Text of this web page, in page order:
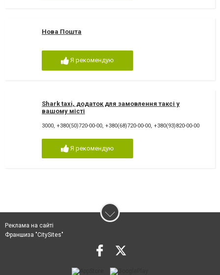
Нова Пошта
Я рекомендую
Shark taxi, додаток для замовлення таксі у
вашому місті
3000, +380(50)720-00-00, +380(68)720-00-00, +380(93)820-00-00
Я рекомендую
Реклама на сайті
Франшиза "CitySites"